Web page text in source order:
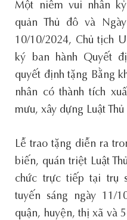
Một niềm vui nhân
quản Thủ đô và
10/10/2024, Chủ tịch
ký ban hành Quyết
quyết định tặng Bằng
nhân có thành tích
mưu, xây dựng Luật
Lễ trao tặng diễn ra
biến, quán triệt Luật
chức trực tiếp tại trụ
tuyến sáng ngày 11/
quận, huyện, thị xã và